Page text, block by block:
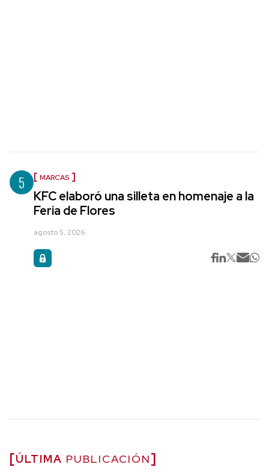
5 MARCAS
KFC elaboró una silleta en homenaje a la
Feria de Flores
agosto 5, 2026
ÚLTIMA PUBLICACIÓN